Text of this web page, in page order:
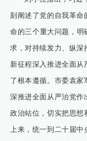
刻阐述了党的自我革命
命的三个重大问题，明
求，对持续发力、纵深
新征程深入推进全面从
了根本遵循。市委袁家
深推进全面从严治党作
政治站位，切实把思想
上来，统一到二十届